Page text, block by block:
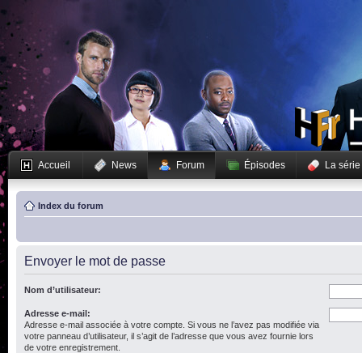
Accueil News Forum Épisodes La série
Index du forum
Envoyer le mot de passe
Nom d’utilisateur:
Adresse e-mail:
Adresse e-mail associée à votre compte. Si vous ne l’avez pas modifiée via
votre panneau d’utilisateur, il s’agit de l’adresse que vous avez fournie lors
de votre enregistrement.